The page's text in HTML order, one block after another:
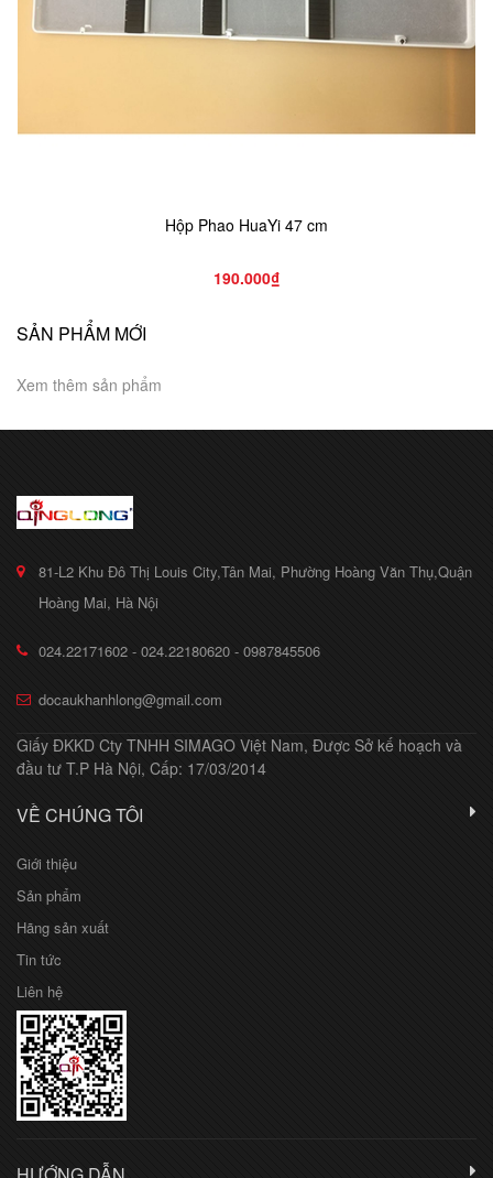
Hộp Phao HuaYi 47 cm
190.000₫
SẢN PHẨM MỚI
Xem thêm sản phẩm
81-L2 Khu Đô Thị Louis City,Tân Mai, Phường Hoàng Văn Thụ,Quận
Hoàng Mai, Hà Nội
024.22171602 - 024.22180620 - 0987845506
docaukhanhlong@gmail.com
Giấy ĐKKD Cty TNHH SIMAGO Việt Nam, Được Sở kế hoạch và
đầu tư T.P Hà Nội, Cấp: 17/03/2014
VỀ CHÚNG TÔI
Giới thiệu
Sản phẩm
Hãng sản xuất
Tin tức
Liên hệ